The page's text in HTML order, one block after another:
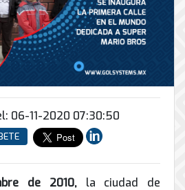
06-11-2020 07:30:50
de 2010,la ciudad de